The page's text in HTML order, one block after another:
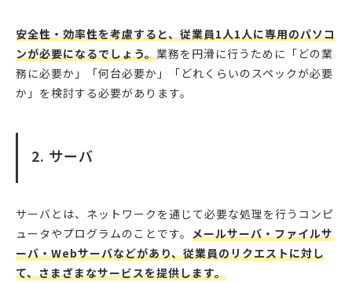
安全性・効率性を考慮すると、従業員1人1人に専用のパソコ
ンが必要になるでしょう。業務を円滑に行うために「どの業
務に必要か」「何台必要か」「どれくらいのスペックが必要
か」を検討する必要があります。
2. サーバ
サーバとは、ネットワークを通じて必要な処理を行うコンピ
ュータやプログラムのことです。 メールサーバ・ファイルサ
ーバ・Webサーバなどがあり、従業員のリクエストに対し
て、さまざまなサービスを提供します。